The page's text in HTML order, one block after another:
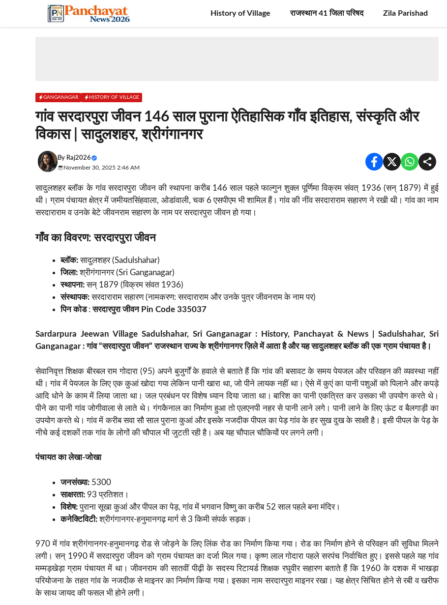
content
History of Village राजस्थान 41 जिला परिषद Zila Parishad
GANGANAGAR HISTORY OF VILLAGE
गांव सरदारपुरा जीवन 146 साल पुराना ऐतिहासिक गाँव इतिहास, संस्कृति और
विकास | सादुलशहर, श्रीगंगानगर
By Raj2026
November 30, 2025 2:46 AM
सादुलशहर ब्लॉक के गांव सरदारपुरा जीवन की स्थापना करीब 146 साल पहले फाल्गुन शुक्ल पूर्णिमा विक्रम संवत् 1936 (सन् 1879) में हुई
थी। ग्राम पंचायत क्षेत्र में जमीयतसिंहवाला, ओडांवाली, चक 6 एसपीएम भी शामिल हैं। गांव की नींव सरदाराराम सहारण ने रखी थी। गांव का नाम
सरदाराराम व उनके बेटे जीवनराम सहारण के नाम पर सरदारपुरा जीवन हो गया।
गाँव का विवरण: सरदारपुरा जीवन
ब्लॉक:सादुलशहर (Sadulshahar)
जिला:श्रीगंगानगर (Sri Ganganagar)
स्थापना:सन् 1879 (विक्रम संवत 1936)
संस्थापक:सरदाराराम सहारण (नामकरण: सरदाराराम और उनके पुत्र जीवनराम के नाम पर)
पिन कोड:सरदारपुरा जीवन Pin Code 335037
Sardarpura Jeewan Village Sadulshahar, Sri Ganganagar : History, Panchayat & News | Sadulshahar, Sri
Ganganagar : गांव “सरदारपुरा जीवन” राजस्थान राज्य के श्रीगंगानगर ज़िले में आता है और यह सादुलशहर ब्लॉक की एक ग्राम पंचायत है।
सेवानिवृत्त शिक्षक बीरबल राम गोदारा (95) अपने बुजुर्गों के हवाले से बताते हैं कि गांव की बसावट के समय पेयजल और परिवहन की व्यवस्था नहीं
थी। गांव में पेयजल के लिए एक कुआं खोदा गया लेकिन पानी खारा था, जो पीने लायक नहीं था। ऐसे में कुएं का पानी पशुओं को पिलाने और कपड़े
आदि धोने के काम में लिया जाता था। जल प्रबंधन पर विशेष ध्यान दिया जाता था। बारिश का पानी एकत्रित कर उसका भी उपयोग करते थे।
पीने का पानी गांव जोगीवाला से लाते थे। गंगकैनाल का निर्माण हुआ तो एलएनपी नहर से पानी लाने लगे। पानी लाने के लिए ऊंट व बैलगाड़ी का
उपयोग करते थे। गांव में करीब सवा सौ साल पुराना कुआं और इसके नजदीक पीपल का पेड़ गांव के हर सुख दुख के साक्षी है। इसी पीपल के पेड़ के
नीचे कई दशकों तक गांव के लोगों की चौपाल भी जुटती रही है। अब यह चौपाल चौकियों पर लगने लगी।
पंचायत का लेखा-जोखा
जनसंख्या: 5300
साक्षरता: 93 प्रतिशत।
विशेष:पुराना सूखा कुआं और पीपल का पेड़, गांव में भगवान विष्णु का करीब 52 साल पहले बना मंदिर।
कनेक्टिविटी:श्रीगंगानगर-हनुमानगढ़ मार्ग से 3 किमी संपर्क सड़क।
970 में गांव श्रीगंगानगर-हनुमानगढ़ रोड से जोड़ने के लिए लिंक रोड का निर्माण किया गया। रोड का निर्माण होने से परिवहन की सुविधा मिलने
लगी। सन् 1990 में सरदारपुरा जीवन को ग्राम पंचायत का दर्जा मिल गया। कृष्ण लाल गोदारा पहले सरपंच निर्वाचित हुए। इससे पहले यह गांव
मम्मड़खेड़ा ग्राम पंचायत में था। जीवनराम की सातवीं पीढ़ी के सदस्य रिटायर्ड शिक्षक रघुवीर सहारण बताते हैं कि 1960 के दशक में भाखड़ा
परियोजना के तहत गांव के नजदीक से माइनर का निर्माण किया गया। इसका नाम सरदारपुरा माइनर रखा। यह क्षेत्र सिंचित होने से रबी व खरीफ
के साथ जायद की फसल भी होने लगी।